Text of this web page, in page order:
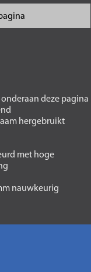
deze pagina
hergebruikt
met hoge
nauwkeurig